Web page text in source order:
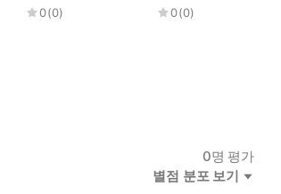
0(0) 0(0)
0명 평가
별점 분포 보기